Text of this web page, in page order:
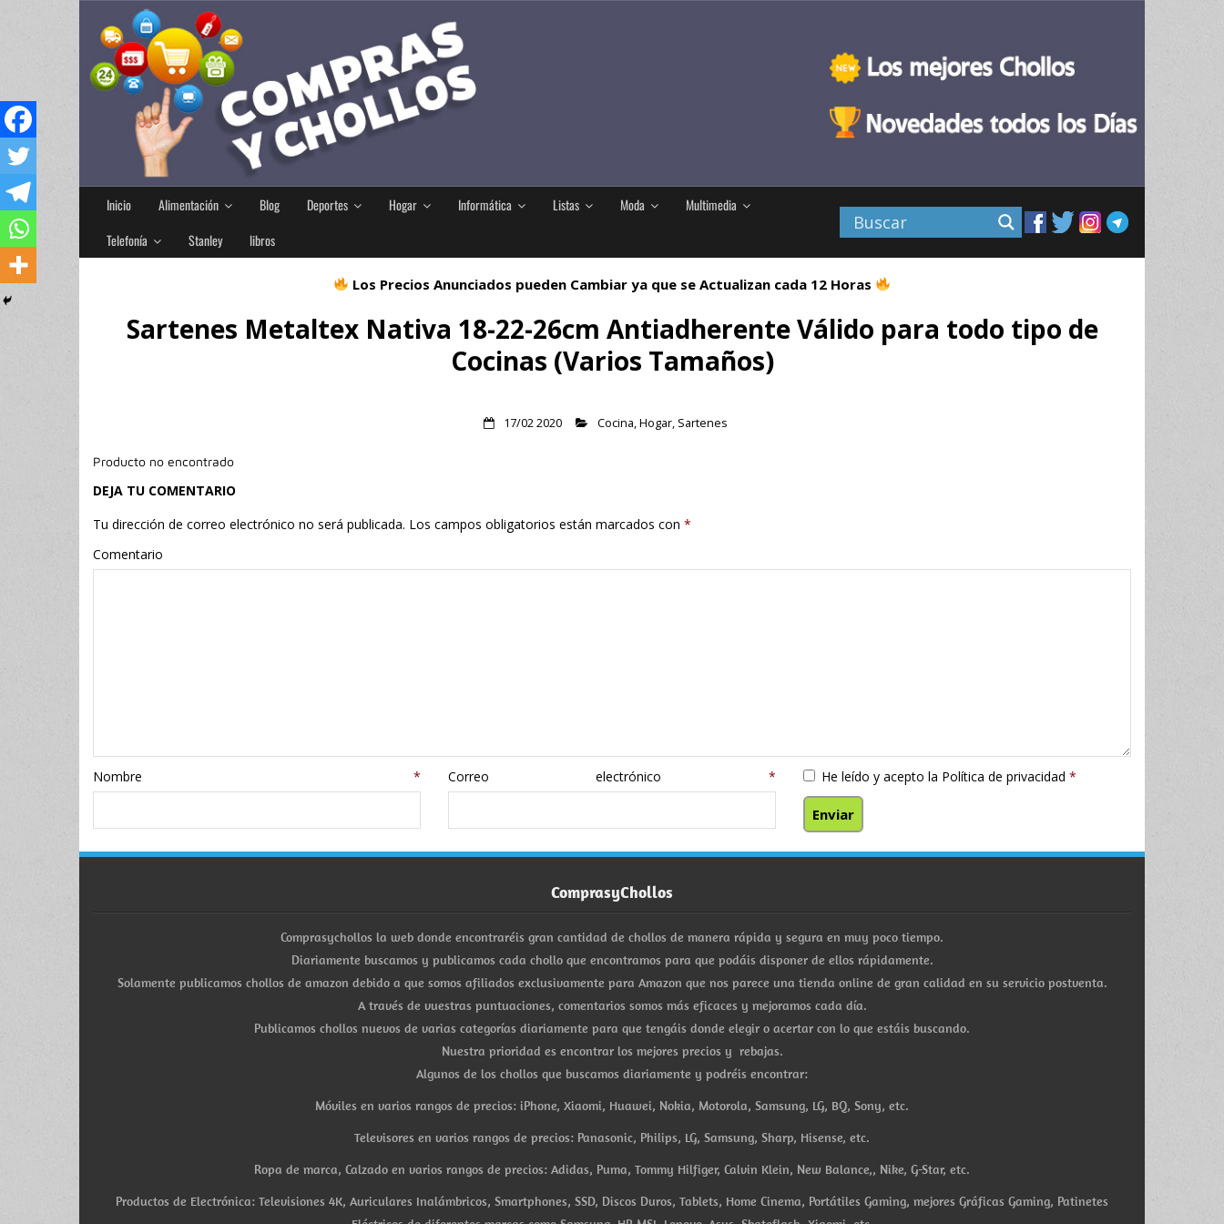
Inicio Alimentación Blog Deportes Hogar Informática Listas Moda
Multimedia
Telefonía
Stanley libros
Los Precios Anunciados pueden Cambiar ya que se Actualizan cada 12 Horas
Sartenes Metaltex Nativa 18-22-26cm Antiadherente Válido para todo tipo de
Cocinas (Varios Tamaños)
17/02 2020 Cocina,Hogar, Sartenes
Producto no encontrado
DEJA TU COMENTARIO
Tu dirección de correo electrónico no será publicada. Los campos obligatorios están marcados con *
Comentario
Nombre* Correo electrónico* He leído y acepto la Política de privacidad *
ComprasyChollos
Comprasychollos la web donde encontraréis gran cantidad de chollos de manera rápida y segura en muy poco tiempo.
Diariamente buscamos y publicamos cada chollo que encontramos para que podáis disponer de ellos rápidamente.
Solamente publicamos chollos de amazon debido a que somos afiliados exclusivamente para Amazon que nos parece una tienda online de gran calidad en su servicio postventa.
A través de vuestras puntuaciones, comentarios somos más eficaces y mejoramos cada día.
Publicamos chollos nuevos de varias categorías diariamente para que tengáis donde elegir o acertar con lo que estáis buscando.
Nuestra prioridad es encontrar los mejores precios y rebajas.
Algunos de los chollos que buscamos diariamente y podréis encontrar:
Móviles en varios rangos de precios: iPhone, Xiaomi, Huawei, Nokia, Motorola, Samsung, LG, BQ, Sony, etc.
Televisores en varios rangos de precios: Panasonic, Philips, LG, Samsung, Sharp, Hisense, etc.
Ropa de marca, Calzado en varios rangos de precios: Adidas, Puma, Tommy Hilfiger, Calvin Klein, New Balance,, Nike, G-Star, etc.
Productos de Electrónica: Televisiones 4K, Auriculares Inalámbricos, Smartphones, SSD, Discos Duros, Tablets, Home Cinema, Portátiles Gaming, mejores Gráficas Gaming, Patinetes